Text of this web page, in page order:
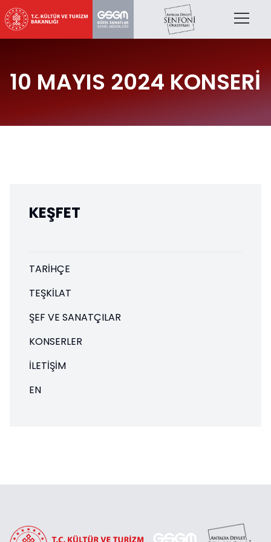
10 MAYIS 2024 KONSERİ
KEŞFET
TARIHÇE
TEŞKILAT
ŞEF VE SANATÇILAR
KONSERLER
İLETIŞIM
EN